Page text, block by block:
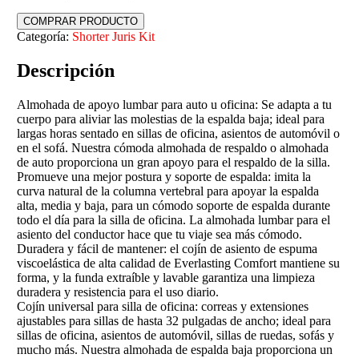
COMPRAR PRODUCTO
Categoría: Shorter Juris Kit
Descripción
Almohada de apoyo lumbar para auto u oficina: Se adapta a tu
cuerpo para aliviar las molestias de la espalda baja; ideal para
largas horas sentado en sillas de oficina, asientos de automóvil o
en el sofá. Nuestra cómoda almohada de respaldo o almohada
de auto proporciona un gran apoyo para el respaldo de la silla.
Promueve una mejor postura y soporte de espalda: imita la
curva natural de la columna vertebral para apoyar la espalda
alta, media y baja, para un cómodo soporte de espalda durante
todo el día para la silla de oficina. La almohada lumbar para el
asiento del conductor hace que tu viaje sea más cómodo.
Duradera y fácil de mantener: el cojín de asiento de espuma
viscoelástica de alta calidad de Everlasting Comfort mantiene su
forma, y la funda extraíble y lavable garantiza una limpieza
duradera y resistencia para el uso diario.
Cojín universal para silla de oficina: correas y extensiones
ajustables para sillas de hasta 32 pulgadas de ancho; ideal para
sillas de oficina, asientos de automóvil, sillas de ruedas, sofás y
mucho más. Nuestra almohada de espalda baja proporciona un